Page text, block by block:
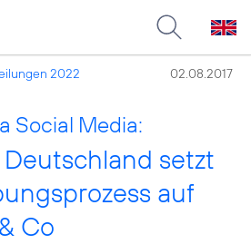
2022 02.08.2017
Social Media:
setzt
auf
Co